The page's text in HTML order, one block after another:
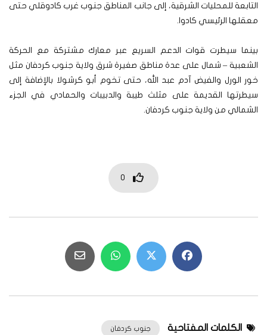
التابعة للمحليات الشرقية، إلى جانب المناطق جنوب غرب كادوقلي حتى
معقلها الرئيسي كادوا.
بينما سيطرت قوات الدعم السريع عبر معارك مشتركة مع الحركة
الشعبية – شمال على عدة مناطق صغيرة شرق ولاية جنوب كردفان مثل
خور الورل والفيض آدم عبد الله، حتى تخوم أبو كرشولا بالإضافة إلى
سيطرتها القديمة على مثلث طيبة والدبيبات والحمادي في الجزء
الشمالي من ولاية جنوب كردفان.
0
الكلمات المفتاحية جنوب كردفان